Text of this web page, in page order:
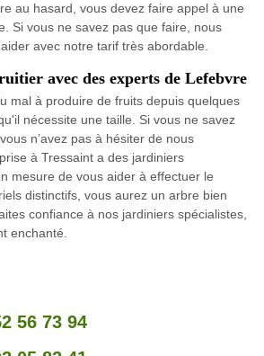
au hasard, vous devez faire appel à une
Si vous ne savez pas que faire, nous
avec notre tarif très abordable.
avec des experts de Lefebvre
mal à produire de fruits depuis quelques
nécessite une taille. Si vous ne savez
n’avez pas à hésiter de nous
à Tressaint a des jardiniers
mesure de vous aider à effectuer le
distinctifs, vous aurez un arbre bien
confiance à nos jardiniers spécialistes,
enchanté.
56 73 94